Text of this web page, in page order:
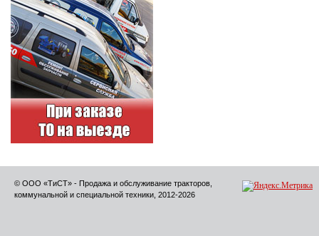
© ООО «ТиСТ» - Продажа и обслуживание тракторов,
коммунальной и специальной техники, 2012-2026